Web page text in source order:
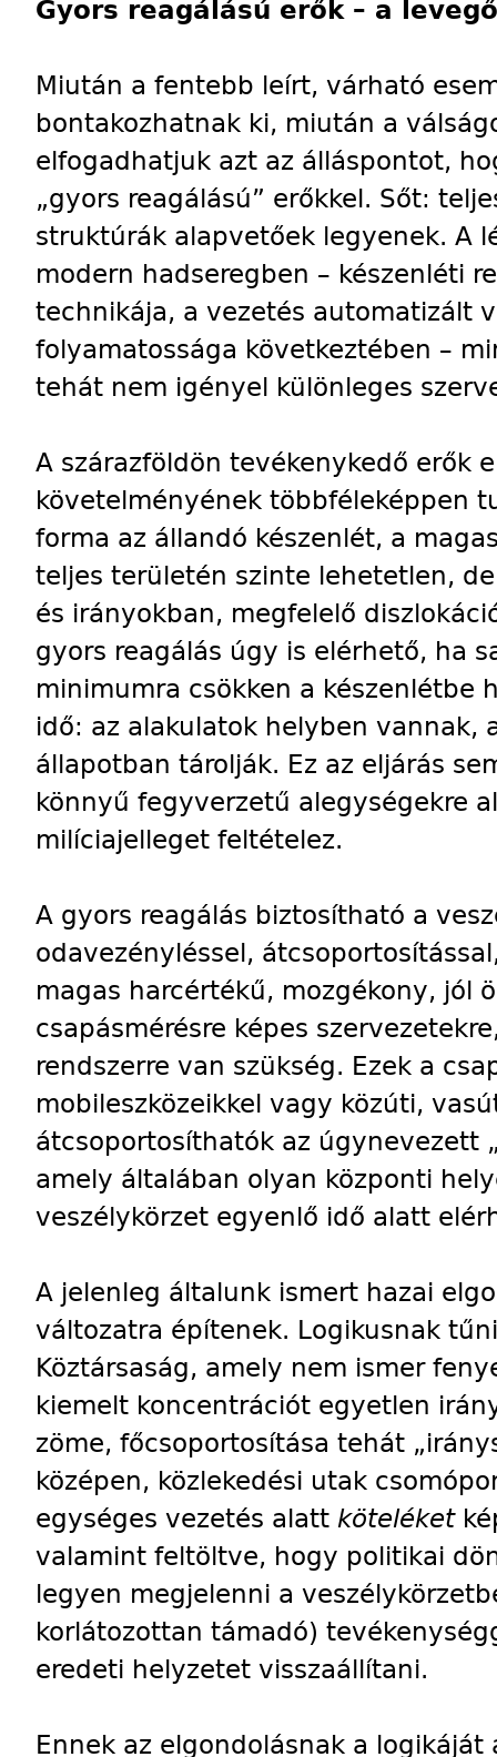
Gyors reagálású erők – a
Miután a fentebb leírt, várható
bontakozhatnak ki, miután a
elfogadhatjuk azt az álláspontot,
„gyors reagálású” erőkkel. Sőt:
struktúrák alapvetőek legyenek. A
modern hadseregben – készenléti
technikája, a vezetés automatizált
folyamatossága következtében –
tehát nem igényel különleges
A szárazföldön tevékenykedő erők
követelményének többféleképpen
forma az állandó készenlét, a
teljes területén szinte lehetetlen,
és irányokban, megfelelő
gyors reagálás úgy is elérhető, ha
minimumra csökken a készenlétbe
idő: az alakulatok helyben vannak,
állapotban tárolják. Ez az eljárás
könnyű fegyverzetű alegységekre
milíciajelleget feltételez.
A gyors reagálás biztosítható a
odavezényléssel,
magas harcértékű, mozgékony, jól
csapásmérésre képes
rendszerre van szükség. Ezek a
mobileszközeikkel vagy közúti,
átcsoportosíthatók az úgynevezett
amely általában olyan központi
veszélykörzet egyenlő idő alatt
A jelenleg általunk ismert hazai
változatra építenek. Logikusnak
Köztársaság, amely nem ismer
kiemelt koncentrációt egyetlen
zöme, főcsoportosítása tehát
középen, közlekedési utak
egységes vezetés alatt köteléket
valamint feltöltve, hogy politikai
legyen megjelenni a
korlátozottan támadó)
eredeti helyzetet visszaállítani.
Ennek az elgondolásnak a